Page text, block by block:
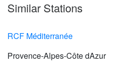
Similar Stations
RCF Méditerranée
Provence-Alpes-Côte dAzur